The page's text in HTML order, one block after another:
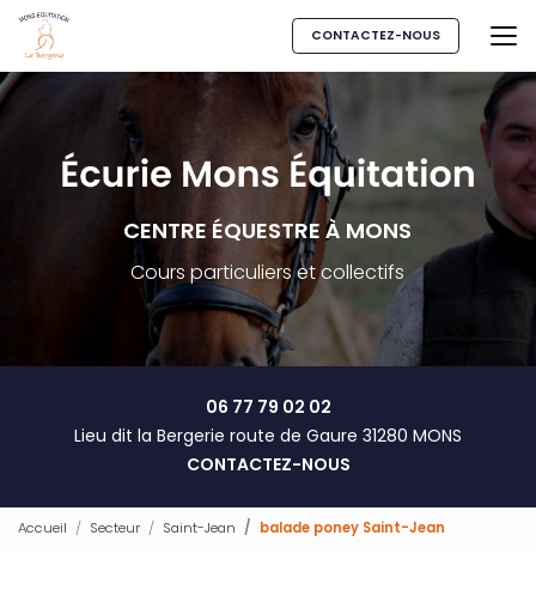
Aller
contenu
principal
CONTACTEZ-NOUS
CENTRE ÉQUESTRE À MONS
Cours particuliers et collectifs
06 77 79 02 02
Lieu dit la Bergerie route de Gaure 31280 MONS
CONTACTEZ-NOUS
Accueil Secteur Saint-Jean balade poney Saint-Jean